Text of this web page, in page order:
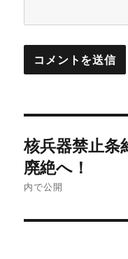
稿
ナ
ビ
核兵器禁止条
廃絶へ！
内で公開